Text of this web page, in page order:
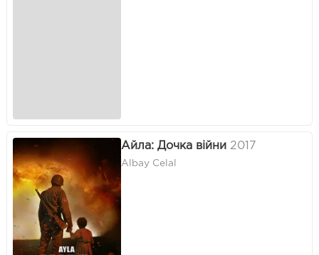
Айла: Дочка війни 2017
Albay Celal